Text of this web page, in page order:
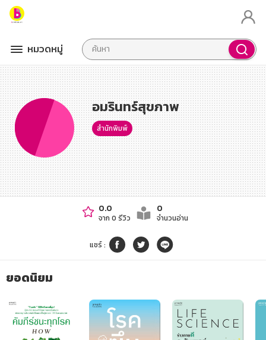
หมวดหมู่
อมรินทร์สุขภาพ
สำนักพิมพ์
0.0
จาก 0 รีวิว
0
จำนวนอ่าน
แชร์:
ยอดนิยม